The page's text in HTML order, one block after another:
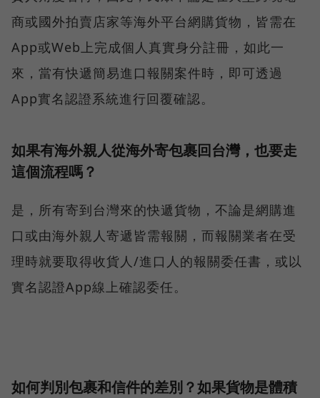
商或國外拍賣店家等海外平台網購貨物，皆需在
App或Web上完成個人真實身分註冊，如此一
來，當有快遞簡易進口報關案件時，即可透過
App實名認證系統進行回覆確認。
如果有海外親人從海外寄包裹回台灣，也要走
這個流程嗎？
是，所有寄到台灣來的快遞貨物，不論是網購進
口或由海外親人寄遞皆需報關，而報關業者在受
理時就要取得收貨人/進口人的報關委任書，或以
實名認證App線上確認委任。
如何判別包裹和信件的差別？如果貨物是體積